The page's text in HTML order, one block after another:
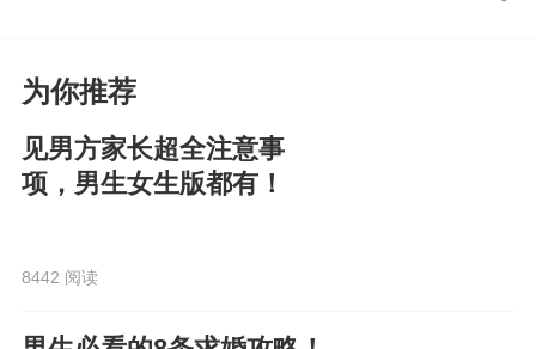
为你推荐
见男方家长超全注意事
项，男生女生版都有！
8442 阅读